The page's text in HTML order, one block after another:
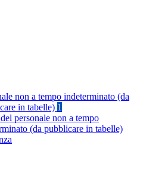
non a tempo indeterminato (da
in tabelle) 1
personale non a tempo
(da pubblicare in tabelle)